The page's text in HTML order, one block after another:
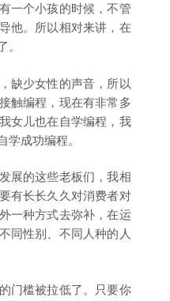
一个小孩的时候，不管
他。所以相对来讲，在
。
缺少女性的声音，所以
触编程，现在有非常多
女儿也在自学编程，我
学成功编程。
展的这些老板们，我相
有长长久久对消费者对
一种方式去弥补，在运
同性别、不同人种的人
门槛被拉低了。只要你